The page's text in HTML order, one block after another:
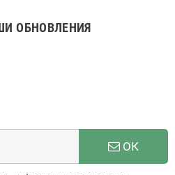
ОБНОВЛЕНИЯ
ОК